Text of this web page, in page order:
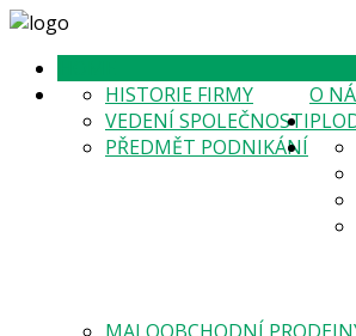
O
HISTORIE FIRMY
VEDENÍ SPOLEČNOSTI
PŘEDMĚT PODNIKÁNÍ